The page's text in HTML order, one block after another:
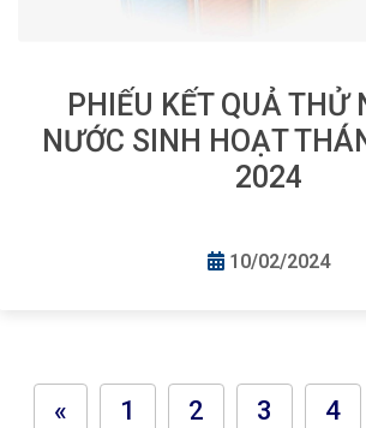
PHIẾU KẾT QUẢ THỬ
NƯỚC SINH HOẠT
2024
10/02/2024
« 1 2 3 4